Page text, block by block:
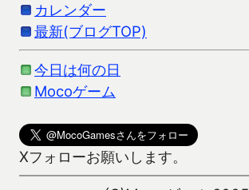
カレンダー
最新(ブログTOP)
今日は何の日
Mocoゲーム
Xフォローお願いします。